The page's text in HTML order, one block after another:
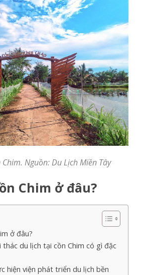
Nguồn: Du Lịch Miền Tây
Chim ở đâu?
ở đâu?
thác du lịch tại cồn Chim có gì đặc
hiện viện phát triển du lịch bền